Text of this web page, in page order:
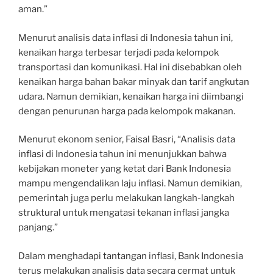
aman.”
Menurut analisis data inflasi di Indonesia tahun ini,
kenaikan harga terbesar terjadi pada kelompok
transportasi dan komunikasi. Hal ini disebabkan oleh
kenaikan harga bahan bakar minyak dan tarif angkutan
udara. Namun demikian, kenaikan harga ini diimbangi
dengan penurunan harga pada kelompok makanan.
Menurut ekonom senior, Faisal Basri, “Analisis data
inflasi di Indonesia tahun ini menunjukkan bahwa
kebijakan moneter yang ketat dari Bank Indonesia
mampu mengendalikan laju inflasi. Namun demikian,
pemerintah juga perlu melakukan langkah-langkah
struktural untuk mengatasi tekanan inflasi jangka
panjang.”
Dalam menghadapi tantangan inflasi, Bank Indonesia
terus melakukan analisis data secara cermat untuk